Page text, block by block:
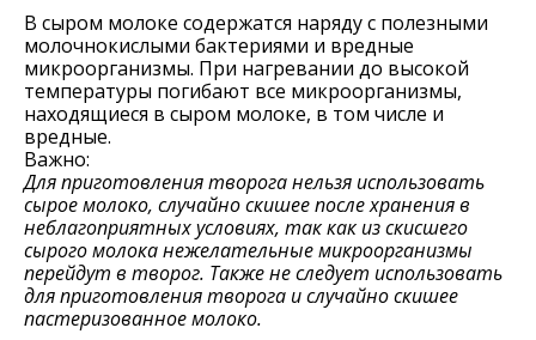
В сыром молоке содержатся наряду с полезными
молочнокислыми бактериями и вредные
микроорганизмы. При нагревании до высокой
температуры погибают все микроорганизмы,
находящиеся в сыром молоке, в том числе и
вредные.
Важно:
Для приготовления творога нельзя использовать
сырое молоко, случайно скишее после хранения в
неблагоприятных условиях, так как из скисшего
сырого молока нежелательные микроорганизмы
перейдут в творог. Также не следует использовать
для приготовления творога и случайно скишее
пастеризованное молоко.